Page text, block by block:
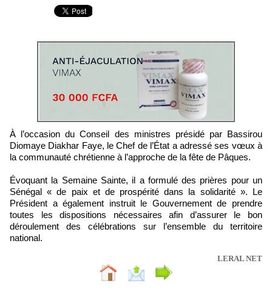
À l’occasion du Conseil des ministres présidé par Bassirou
Diomaye Diakhar Faye, le Chef de l’État a adressé ses vœux à
la communauté chrétienne à l’approche de la fête de Pâques.
Évoquant la Semaine Sainte, il a formulé des prières pour un
Sénégal « de paix et de prospérité dans la solidarité ». Le
Président a également instruit le Gouvernement de prendre
toutes les dispositions nécessaires afin d’assurer le bon
déroulement des célébrations sur l’ensemble du territoire
national.
LERAL NET